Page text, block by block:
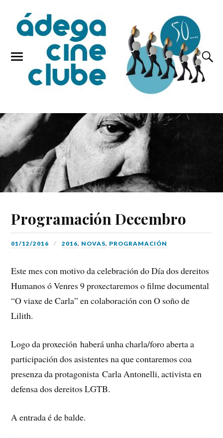
Programación Decembro
01/12/2016 2016, NOVAS, PROGRAMACIÓN
Este mes con motivo da celebración do Día dos dereitos
Humanos ó Venres 9 proxectaremos o filme documental
“O viaxe de Carla” en colaboración con O soño de
Lilith.
Logo da proxeción haberá unha charla/foro aberta a
participación dos asistentes na que contaremos coa
presenza da protagonista Carla Antonelli, activista en
defensa dos dereitos LGTB.
A entrada é de balde.